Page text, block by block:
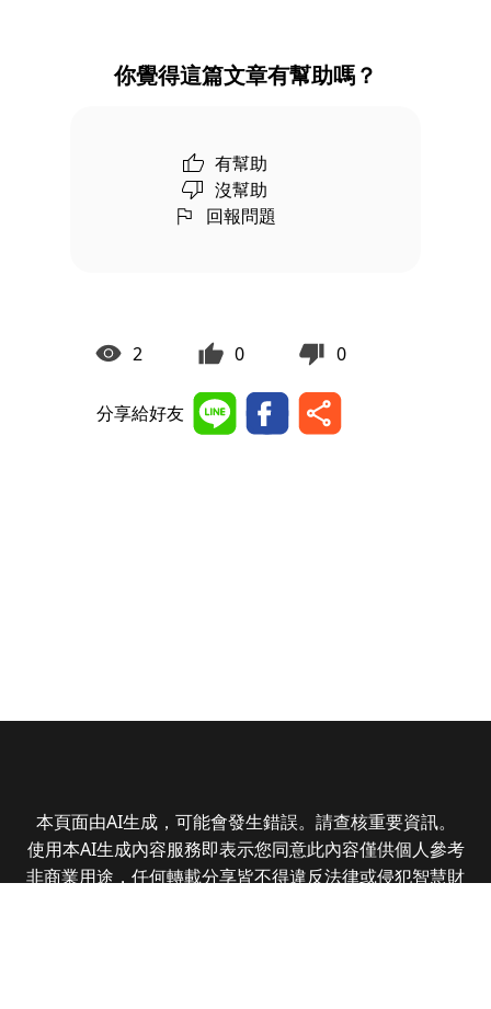
你覺得這篇文章有幫助嗎？
有幫助
沒幫助
回報問題
2 0 0
分享給好友
本頁面由AI生成，可能會發生錯誤。請查核重要資訊。
使用本AI生成內容服務即表示您同意此內容僅供個人參考
非商業用途，任何轉載分享皆不得違反法律或侵犯智慧財